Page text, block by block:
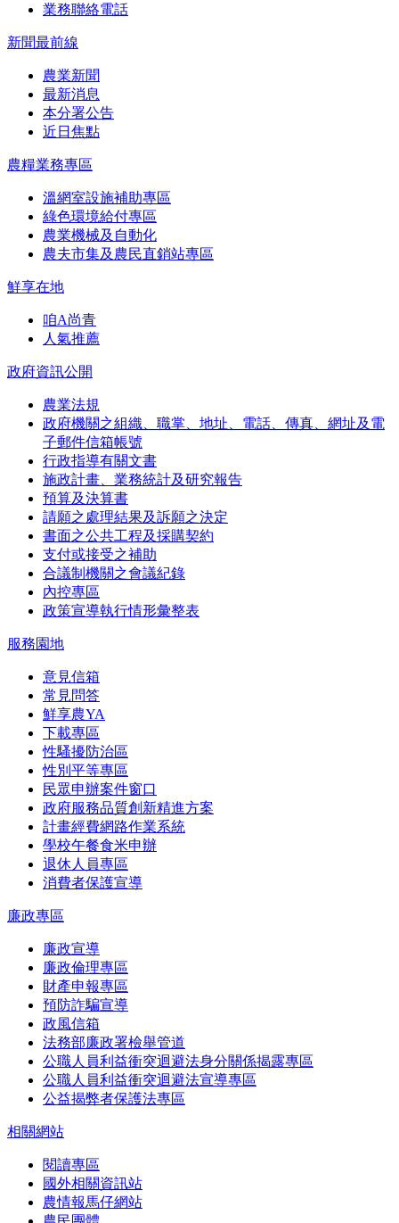
業務聯絡電話
新聞最前線
農業新聞
最新消息
本分署公告
近日焦點
農糧業務專區
溫網室設施補助專區
綠色環境給付專區
農業機械及自動化
農夫市集及農民直銷站專區
鮮享在地
咱A尚青
人氣推薦
政府資訊公開
農業法規
政府機關之組織、職掌、地址、電話、傳真、網址及電
子郵件信箱帳號
行政指導有關文書
施政計畫、業務統計及研究報告
預算及決算書
請願之處理結果及訴願之決定
書面之公共工程及採購契約
支付或接受之補助
合議制機關之會議紀錄
內控專區
政策宣導執行情形彙整表
服務園地
意見信箱
常見問答
鮮享農YA
下載專區
性騷擾防治區
性別平等專區
民眾申辦案件窗口
政府服務品質創新精進方案
計畫經費網路作業系統
學校午餐食米申辦
退休人員專區
消費者保護宣導
廉政專區
廉政宣導
廉政倫理專區
財產申報專區
預防詐騙宣導
政風信箱
法務部廉政署檢舉管道
公職人員利益衝突迴避法身分關係揭露專區
公職人員利益衝突迴避法宣導專區
公益揭弊者保護法專區
相關網站
閱讀專區
國外相關資訊站
農情報馬仔網站